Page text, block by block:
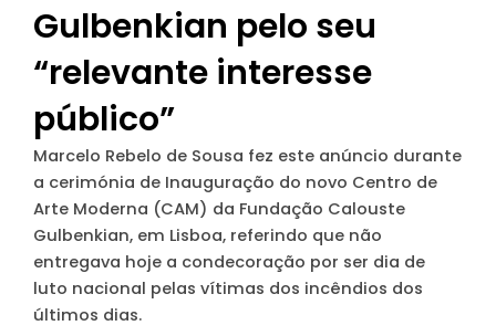
Gulbenkian pelo seu
“relevante interesse
público”
Marcelo Rebelo de Sousa fez este anúncio durante
a cerimónia de Inauguração do novo Centro de
Arte Moderna (CAM) da Fundação Calouste
Gulbenkian, em Lisboa, referindo que não
entregava hoje a condecoração por ser dia de
luto nacional pelas vítimas dos incêndios dos
últimos dias.